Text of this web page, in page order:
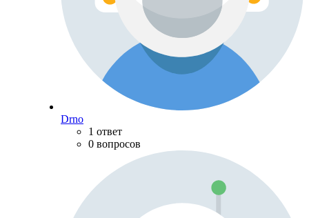
Drno
1 ответ
0 вопросов